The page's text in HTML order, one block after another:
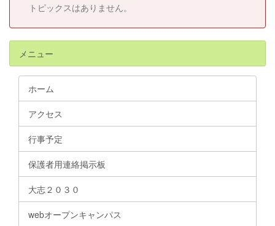
トピックスはありません。
メニュー
ホーム
アクセス
行事予定
保護者用連絡掲示板
大志２０３０
webオープンキャンパス